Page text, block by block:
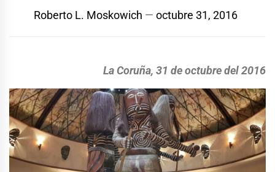
Roberto L. Moskowich octubre 31, 2016
La Coruña, 31 de octubre del 2016